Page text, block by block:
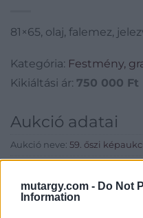
mutargy.com - Do Not
Information
81×65, olaj, falemez,
Kategória: Festmény,
Kikiáltási ár: 750 000 Ft
Aukció adatai
Aukció neve: 59. őszi
Aukció ideje: 18:00